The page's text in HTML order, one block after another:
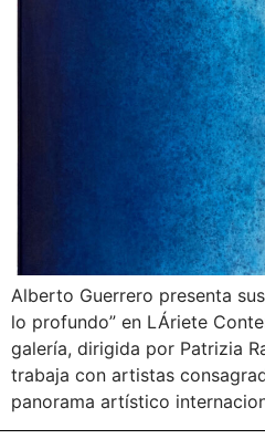
Alberto Guerrero presenta
lo profundo” en LÁriete
galería, dirigida por Patrizia
trabaja con artistas
panorama artístico